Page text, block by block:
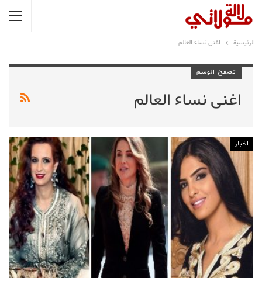
الرئيسية اغنى نساء العالم
تصفح الوسم
اغنى نساء العالم
اخبار